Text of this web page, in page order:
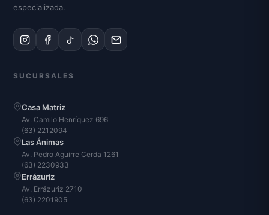
especializada.
SUCURSALES
Casa Matriz
Av. Camilo Henríquez 696
(63) 2212094
Las Ánimas
Av. Pedro Aguirre Cerda 1261
(63) 2230933
Errázuriz
Av. Errázuriz 2710
(63) 2201905